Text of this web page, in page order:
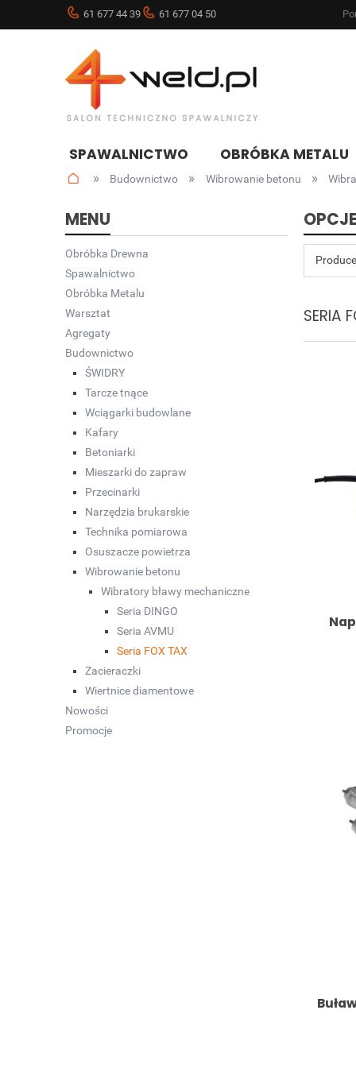
SPAWALNICTWO
OBRÓBKA METALU
NOWOŚCI
» Budownictwo » Wibrowanie betonu »
61 677 44 39 61 677 04 50
MENU
Obróbka Drewna
Spawalnictwo
Obróbka Metalu
Warsztat
Agregaty
Budownictwo
ŚWIDRY
Tarcze tnące
Wciągarki budowlane
Kafary
Betoniarki
Mieszarki do zapraw
Przecinarki
Narzędzia brukarskie
Technika pomiarowa
Osuszacze powietrza
Wibrowanie betonu
Wibratory bławy mechaniczne
Seria DINGO
Seria AVMU
Seria FOX TAX
Zacieraczki
Wiertnice diamentowe
Nowości
Promocje
SERIA